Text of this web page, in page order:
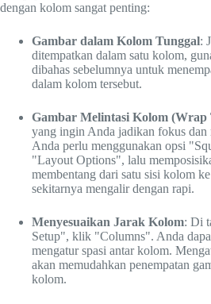
dengan kolom sangat penting:
Gambar dalam Kolom Tunggal:
ditempatkan dalam satu kolom,
dibahas sebelumnya untuk
dalam kolom tersebut.
Gambar Melintasi Kolom
yang ingin Anda jadikan fokus dan
Anda perlu menggunakan opsi
"Layout Options", lalu
membentang dari satu sisi kolom
sekitarnya mengalir dengan rapi.
Menyesuaikan Jarak Kolom: Di
Setup", klik "Columns". Anda
mengatur spasi antar kolom.
akan memudahkan penempatan
kolom.